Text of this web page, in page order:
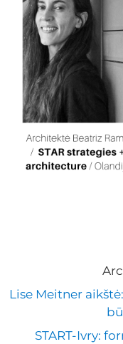
Lise Meitner
START-Ivry: